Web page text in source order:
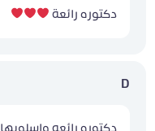
دكتوره رائعة
D